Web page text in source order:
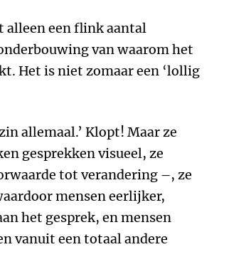
alleen een flink aantal
van waarom het
Het is niet zomaar een ‘lollig
allemaal.’ Klopt! Maar ze
gesprekken visueel, ze
tot verandering –, ze
mensen eerlijker,
het gesprek, en mensen
vanuit een totaal andere